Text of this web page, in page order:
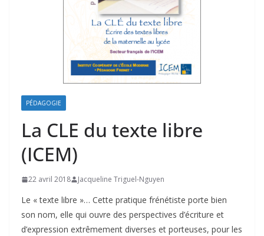
PÉDAGOGIE
La CLE du texte libre
(ICEM)
22 avril 2018 Jacqueline Triguel-Nguyen
Le « texte libre »… Cette pratique frénétiste porte bien
son nom, elle qui ouvre des perspectives d’écriture et
d’expression extrêmement diverses et porteuses, pour les